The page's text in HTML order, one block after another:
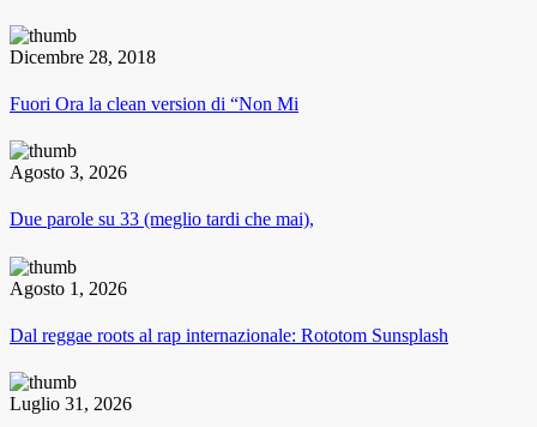
Dicembre 28, 2018
Fuori Ora la clean version di “Non Mi
Agosto 3, 2026
Due parole su 33 (meglio tardi che mai),
Agosto 1, 2026
Dal reggae roots al rap internazionale: Rototom Sunsplash
Luglio 31, 2026